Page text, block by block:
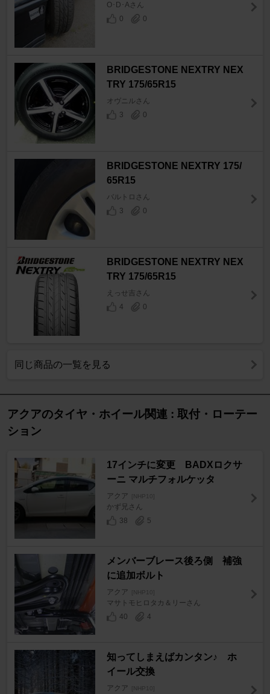
O･D･Aさん
0
0
BRIDGESTONE NEXTRY NEX
TRY 175/65R15
オヴニルさん
3
0
BRIDGESTONE NEXTRY 175/
65R15
バルトロさん
3
0
BRIDGESTONE NEXTRY NEX
TRY 175/65R15
えっせ吉さん
4
0
同じ商品の一覧を見る
アクアのタイヤ・ホイール関連 : 取付・ローテー
ション
17インチに変更 BADXロクサ
ーニ マルチフォルケッタ
アクア [NHP10]
かず兄さん
38
5
メンバーブレース後ろ側 補強
に追加ボルト
アクア [NHP10]
マサトモヒロタカ＆リーさん
40
4
知ってしまえばカンタン♪ ホ
イール交換
アクア [NHP10]